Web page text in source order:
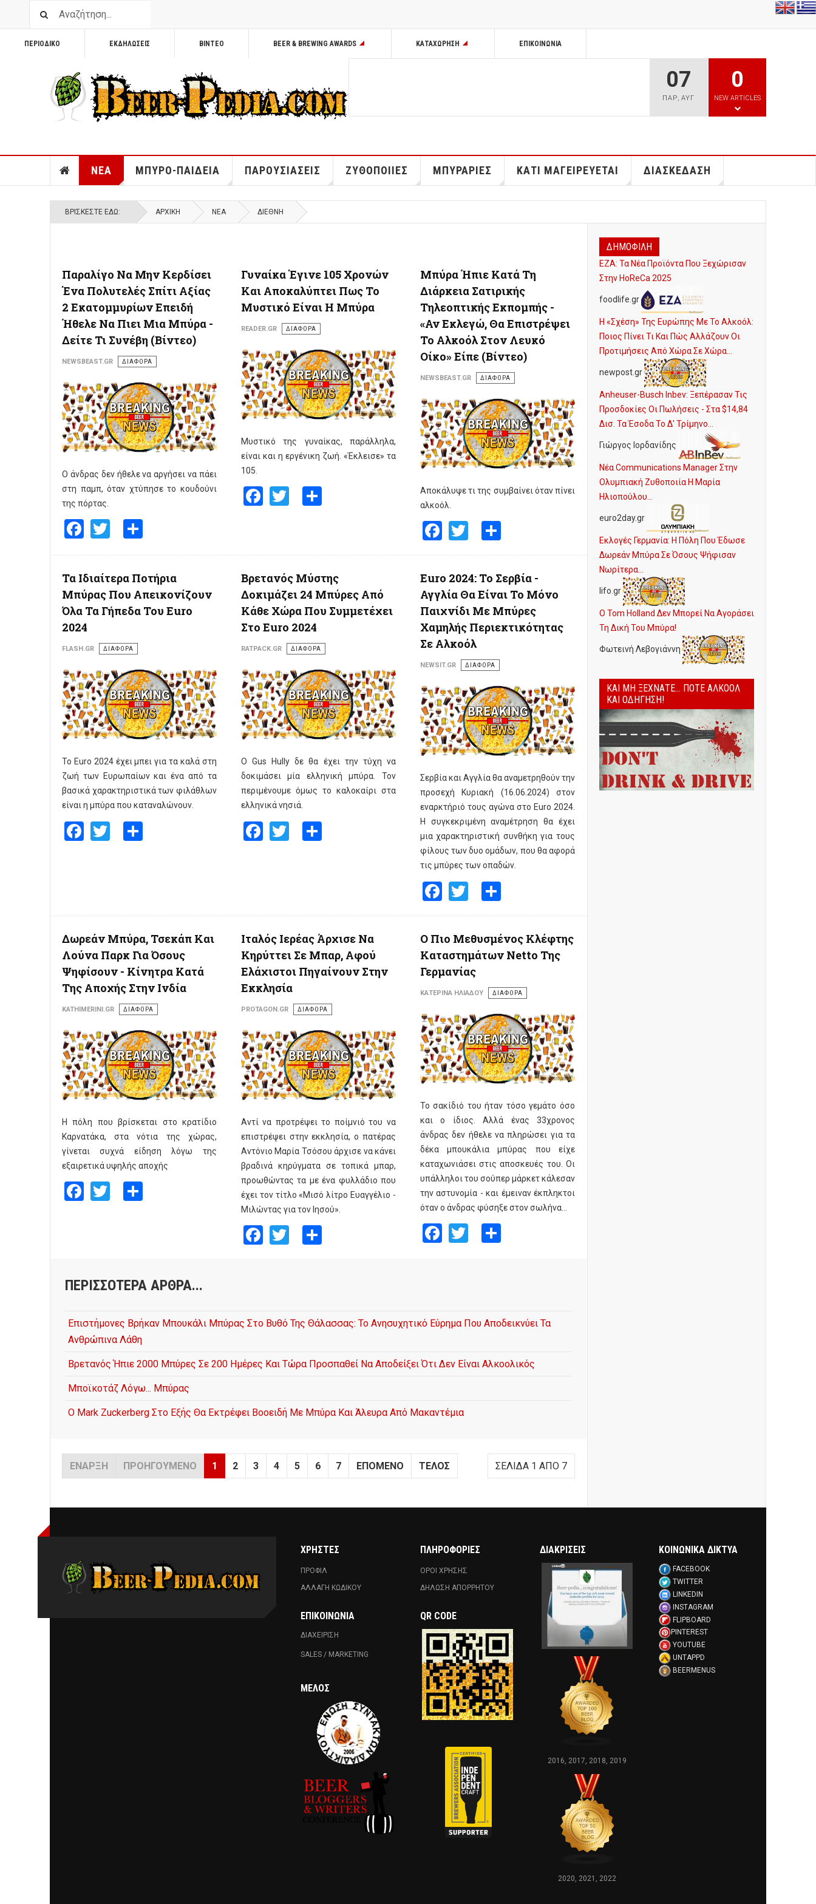
ΠΕΡΙΟΔΙΚΟ ΕΚΔΗΛΩΣΕΙΣ ΒΙΝΤΕΟ BEER & BREWING AWARDS ΚΑΤΑΧΩΡΗΣΗ ΕΠΙΚΟΙΝΩΝΊΑ
07
ΠΑΡ,ΑΥΓ
0
NEW ARTICLES
ΝΕΑ ΜΠΥΡΟ-ΠΑΙΔΕΙΑ ΠΑΡΟΥΣΙΑΣΕΙΣ ΖΥΘΟΠΟΙΙΕΣ ΜΠΥΡΑΡΙΕΣ ΚΑΤΙ ΜΑΓΕΙΡΕΥΕΤΑΙ ΔΙΑΣΚΕΔΑΣΗ
ΒΡΊΣΚΕΣΤΕ ΕΔΏ: ΑΡΧΙΚΉ ΝΕΑ ΔΙΕΘΝΗ
Παραλίγο Να Μην Κερδίσει
Ένα Πολυτελές Σπίτι Αξίας
2 Εκατομμυρίων Επειδή
Ήθελε Να Πιει Μια Μπύρα -
Δείτε Τι Συνέβη (Βίντεο)
NEWSBEAST.GR ΔΙΑΦΟΡΑ
Ο άνδρας δεν ήθελε να αργήσει να πάει
στη παμπ, όταν χτύπησε το κουδούνι
της πόρτας.
Facebook
Twitter
Γυναίκα Έγινε 105 Χρονών
Και Αποκαλύπτει Πως Το
Μυστικό Είναι Η Μπύρα
READER.GR ΔΙΑΦΟΡΑ
Μυστικό της γυναίκας, παράλληλα,
είναι και η εργένικη ζωή. «Έκλεισε» τα
105.
Facebook
TwitterShare
Μπύρα Ήπιε Κατά Τη
Διάρκεια Σατιρικής
Τηλεοπτικής Εκπομπής -
«Αν Εκλεγώ, Θα Επιστρέψει
Το Αλκοόλ Στον Λευκό
Οίκο» Είπε (Βίντεο)
NEWSBEAST.GR ΔΙΑΦΟΡΑ
Αποκάλυψε τι της συμβαίνει όταν πίνει
αλκοόλ.
Facebook
TwitterShare
Τα Ιδιαίτερα Ποτήρια
Μπύρας Που Απεικονίζουν
Όλα Τα Γήπεδα Του Euro
2024
FLASH.GR ΔΙΑΦΟΡΑ
Το Euro 2024 έχει μπει για τα καλά στη
ζωή των Ευρωπαίων και ένα από τα
βασικά χαρακτηριστικά των φιλάθλων
είναι η μπύρα που καταναλώνουν.
Facebook
Twitter
Βρετανός Μύστης
Δοκιμάζει 24 Μπύρες Από
Κάθε Χώρα Που Συμμετέχει
Στο Euro 2024
RATPACK.GR ΔΙΑΦΟΡΑ
Ο Gus Hully δε θα έχει την τύχη να
δοκιμάσει μία ελληνική μπύρα. Τον
περιμένουμε όμως το καλοκαίρι στα
ελληνικά νησιά.
Facebook
TwitterShare
Euro 2024: Το Σερβία -
Αγγλία Θα Είναι Το Μόνο
Παιχνίδι Με Μπύρες
Χαμηλής Περιεκτικότητας
Σε Αλκοόλ
NEWSIT.GR ΔΙΑΦΟΡΑ
Σερβία και Αγγλία θα αναμετρηθούν την
προσεχή Κυριακή (16.06.2024) στον
εναρκτήριό τους αγώνα στο Euro 2024.
Η συγκεκριμένη αναμέτρηση θα έχει
μια χαρακτηριστική συνθήκη για τους
φίλους των δυο ομάδων, που θα αφορά
τις μπύρες των οπαδών.
Facebook
TwitterShare
Δωρεάν Μπύρα, Τσεκάπ Και
Λούνα Παρκ Για Όσους
Ψηφίσουν - Κίνητρα Κατά
Της Αποχής Στην Ινδία
KATHIMERINI.GR ΔΙΑΦΟΡΑ
Η πόλη που βρίσκεται στο κρατίδιο
Καρνατάκα, στα νότια της χώρας,
γίνεται συχνά είδηση λόγω της
εξαιρετικά υψηλής αποχής
Facebook
Twitter
Ιταλός Ιερέας Άρχισε Να
Κηρύττει Σε Μπαρ, Αφού
Ελάχιστοι Πηγαίνουν Στην
Εκκλησία
PROTAGON.GR ΔΙΑΦΟΡΑ
Αντί να προτρέψει το ποίμνιό του να
επιστρέψει στην εκκλησία, ο πατέρας
Αντόνιο Μαρία Τσόσου άρχισε να κάνει
βραδινά κηρύγματα σε τοπικά μπαρ,
προωθώντας τα με ένα φυλλάδιο που
έχει τον τίτλο «Μισό λίτρο Ευαγγέλιο -
Μιλώντας για τον Ιησού».
Facebook
TwitterShare
Ο Πιο Μεθυσμένος Κλέφτης
Καταστημάτων Netto Της
Γερμανίας
ΚΑΤΕΡΊΝΑ ΗΛΙΆΔΟΥ ΔΙΑΦΟΡΑ
Το σακίδιό του ήταν τόσο γεμάτο όσο
και ο ίδιος. Αλλά ένας 33χρονος
άνδρας δεν ήθελε να πληρώσει για τα
δέκα μπουκάλια μπύρας που είχε
καταχωνιάσει στις αποσκευές του. Οι
υπάλληλοι του σούπερ μάρκετ κάλεσαν
την αστυνομία - και έμειναν έκπληκτοι
όταν ο άνδρας φύσηξε στον σωλήνα...
Facebook
TwitterShare
ΠΕΡΙΣΣΌΤΕΡΑ ΆΡΘΡΑ...
Επιστήμονες Βρήκαν Μπουκάλι Μπύρας Στο Βυθό Της Θάλασσας: Το Ανησυχητικό Εύρημα Που Αποδεικνύει Τα
Ανθρώπινα Λάθη
Βρετανός Ήπιε 2000 Μπύρες Σε 200 Ημέρες Και Τώρα Προσπαθεί Να Αποδείξει Ότι Δεν Είναι Αλκοολικός
Μποϊκοτάζ Λόγω... Μπύρας
Ο Mark Zuckerberg Στο Εξής Θα Εκτρέφει Βοοειδή Με Μπύρα Και Άλευρα Από Μακαντέμια
ΣΕΛΊΔΑ 1 ΑΠΌ 7
ΈΝΑΡΞΗ ΠΡΟΗΓΟΎΜΕΝΟ 1 2 3 4 5 6 7 ΕΠΌΜΕΝΟ ΤΈΛΟΣ
ΔΗΜΟΦΙΛΗ
ΕΖΑ: Τα Νέα Προϊόντα Που Ξεχώρισαν
Στην HoReCa 2025
foodlife.gr
Η «Σχέση» Της Ευρώπης Με Το Αλκοόλ:
Ποιος Πίνει Τι Και Πώς Αλλάζουν Οι
Προτιμήσεις Από Χώρα Σε Χώρα...
newpost.gr
Anheuser-Busch Inbev: Ξεπέρασαν Τις
Προσδοκίες Οι Πωλήσεις - Στα $14,84
Δισ. Τα Έσοδα Το Δ' Τρίμηνο...
Γιώργος Ιορδανίδης
Νέα Communications Manager Στην
Ολυμπιακή Ζυθοποιία Η Μαρία
Ηλιοπούλου...
euro2day.gr
Εκλογές Γερμανία: Η Πόλη Που Έδωσε
Δωρεάν Μπύρα Σε Όσους Ψήφισαν
Νωρίτερα...
lifo.gr
Ο Tom Holland Δεν Μπορεί Να Αγοράσει
Τη Δική Του Μπύρα!
Φωτεινή Λεβογιάννη
ΚΑΙ ΜΗ ΞΕΧΝΆΤΕ... ΠΟΤΈ ΑΛΚΟΌΛ
ΚΑΙ ΟΔΉΓΗΣΗ!
ΧΡΗΣΤΕΣ
ΠΡΟΦΙΛ
ΑΛΛΑΓΗ ΚΩΔΙΚΟΥ
ΕΠΙΚΟΙΝΩΝΊΑ
ΔΙΑΧΕΙΡΙΣΗ
SALES / MARKETING
ΜΈΛΟΣ
ΠΛΗΡΟΦΟΡΙΕΣ
ΟΡΟΙ ΧΡΗΣΗΣ
ΔΗΛΩΣΗ ΑΠΟΡΡΗΤΟΥ
QR CODE
ΔΙΑΚΡΊΣΕΙΣ
2016, 2017, 2018, 2019
2020, 2021, 2022
ΚΟΙΝΩΝΙΚΑ ΔΙΚΤΥΑ
FACEBOOK
TWITTER
LINKEDIN
INSTAGRAM
FLIPBOARD
PINTEREST
YOUTUBE
UNTAPPD
BEERMENUS